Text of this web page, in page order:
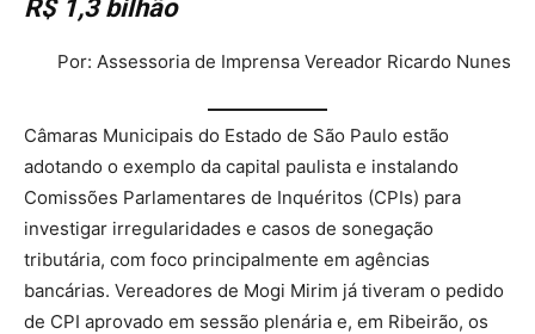
R$ 1,3 bilhão
Por: Assessoria de Imprensa Vereador Ricardo Nunes
Câmaras Municipais do Estado de São Paulo estão
adotando o exemplo da capital paulista e instalando
Comissões Parlamentares de Inquéritos (CPIs) para
investigar irregularidades e casos de sonegação
tributária, com foco principalmente em agências
bancárias. Vereadores de Mogi Mirim já tiveram o pedido
de CPI aprovado em sessão plenária e, em Ribeirão, os